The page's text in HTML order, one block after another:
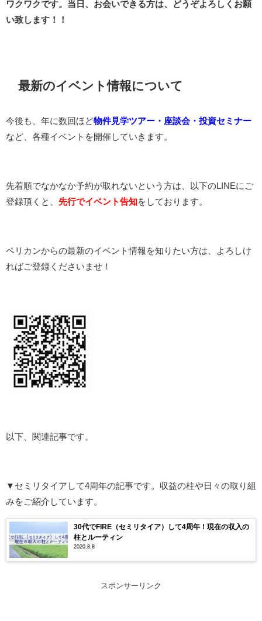
ワクワクです。当日、お会いできる方は、どうぞよろしくお願
い致します！！
最新のイベント情報について
今後も、年に数回ほど物件見学ツアー・座談会・投資セミナー
など、各種イベントを開催していきます。
先着順でなかなか予約が取れないという方は、以下のLINEにご
登録頂くと、 先行でイベント告知をしております。
ペリカンからの最新のイベント情報を知りたい方は、よろしけ
ればご登録くださいませ！
以下、関連記事です。
▼セミリタイアして4周年の記事です。収益の柱や日々の取り組
みをご紹介しています。
30代でFIRE（セミリタイア）して4周年！現在の収入の
柱とルーティン
2020.8.8
スポンサーリンク